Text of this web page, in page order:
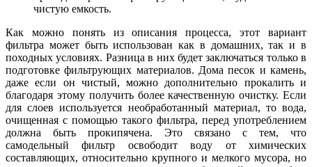
чистую емкость.
Как можно понять из описания процесса, этот вариант
фильтра может быть использован как в домашних, так и в
походных условиях. Разница в них будет заключаться только в
подготовке фильтрующих материалов. Дома песок и камень,
даже если он чистый, можно дополнительно прокалить и
благодаря этому получить более качественную очистку. Если
для слоев используется необработанный материал, то вода,
очищенная с помощью такого фильтра, перед употреблением
должна быть прокипячена. Это связано с тем, что
самодельный фильтр освободит воду от химических
составляющих, относительно крупного и мелкого мусора, но